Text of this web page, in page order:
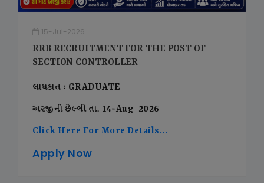
15-Jul-2026
RRB RECRUITMENT FOR THE POST OF
SECTION CONTROLLER
લાયકાત : GRADUATE
અરજીની છેલ્લી તા. 14-Aug-2026
Click Here For More Details...
Apply Now